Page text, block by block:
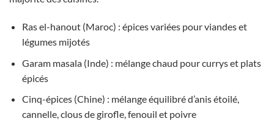
Ras el-hanout (Maroc) : épices variées pour viandes et
légumes mijotés
Garam masala (Inde) : mélange chaud pour currys et plats
épicés
Cinq-épices (Chine) : mélange équilibré d’anis étoilé,
cannelle, clous de girofle, fenouil et poivre